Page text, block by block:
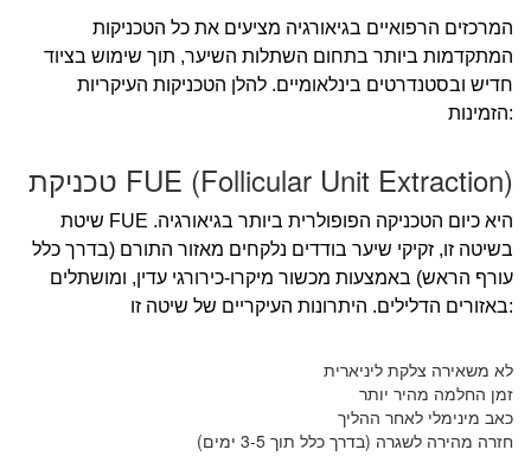
המרכזים הרפואיים בגיאורגיה מציעים את כל הטכניקות
המתקדמות ביותר בתחום השתלות השיער, תוך שימוש בציוד
חדיש ובסטנדרטים בינלאומיים. להלן הטכניקות העיקריות
הזמינות:
טכניקת FUE (Follicular Unit Extraction)
שיטת FUE היא כיום הטכניקה הפופולרית ביותר בגיאורגיה.
בשיטה זו, זקיקי שיער בודדים נלקחים מאזור התורם (בדרך כלל
עורף הראש) באמצעות מכשור מיקרו-כירורגי עדין, ומושתלים
באזורים הדלילים. היתרונות העיקריים של שיטה זו:
לא משאירה צלקת ליניארית
זמן החלמה מהיר יותר
כאב מינימלי לאחר ההליך
חזרה מהירה לשגרה (בדרך כלל תוך 3-5 ימים)